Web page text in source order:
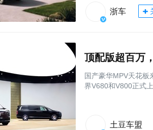
浙车
顶配版超百万
国产豪华MPV天花
界V680和V800正式
土豆车盟